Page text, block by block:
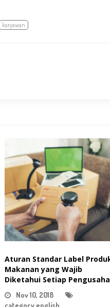
karyawan
Aturan Standar Label
Makanan yang Wajib
Diketahui Setiap Pengusaha
Nov 10, 2018
category english